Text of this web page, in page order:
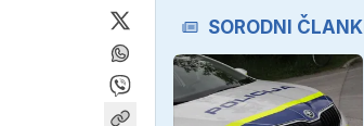
SORODNI ČLANKI